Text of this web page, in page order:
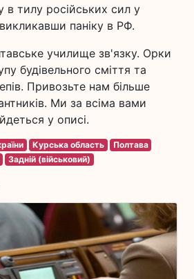
в тилу російських сил у
паніку в РФ.
училище зв'язку. Орки
будівельного сміття та
Привозьте нам більше
Ми за всіма вами
у описі.
Курська область
Полтава
Задній (військовий)